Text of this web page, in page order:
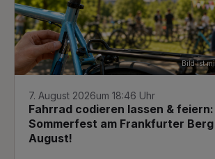
Bild ist
7. August 2026um 18:46 Uhr
Fahrrad codieren lassen & feiern:
Sommerfest am Frankfurter Berg
August!